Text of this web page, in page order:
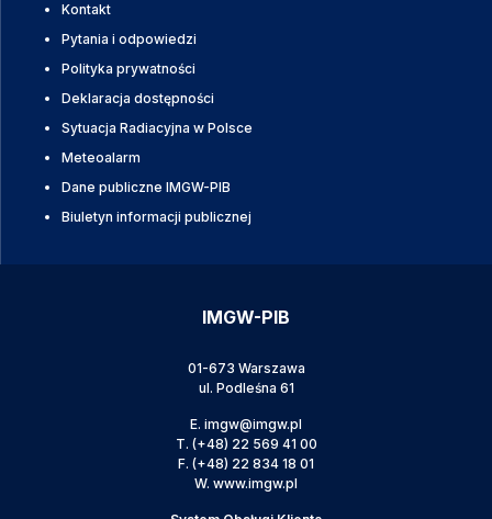
Kontakt
Pytania i odpowiedzi
Polityka prywatności
Deklaracja dostępności
Sytuacja Radiacyjna w Polsce
Meteoalarm
Dane publiczne IMGW-PIB
Biuletyn informacji publicznej
IMGW-PIB
01-673 Warszawa
ul. Podleśna 61
E. imgw@imgw.pl
T. (+48) 22 569 41 00
F. (+48) 22 834 18 01
W. www.imgw.pl